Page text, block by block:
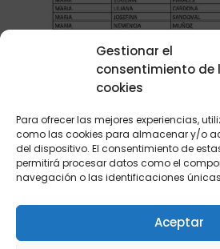
Gestionar el
consentimiento de
cookies
Para ofrecer las mejores experiencias,
como las cookies para almacenar y/o
del dispositivo. El consentimiento de
permitirá procesar datos como el
navegación o las identificaciones únicas
Aceptar